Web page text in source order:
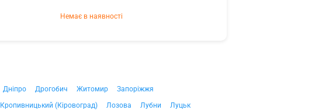
Немає в наявності
Дніпро Дрогобич Житомир
Запоріжжя
Кропивницький (Кіровоград) Лозова Лубни
Луцьк